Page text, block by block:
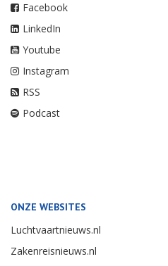
Facebook
LinkedIn
Youtube
Instagram
RSS
Podcast
ONZE WEBSITES
Luchtvaartnieuws.nl
Zakenreisnieuws.nl